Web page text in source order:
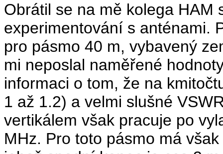
Obrátil se na mě kolega HAM
experimentování s anténami.
pro pásmo 40 m, vybavený
mi neposlal naměřené
informaci o tom, že na
1 až 1.2) a velmi slušné
vertikálem však pracuje po
MHz. Pro toto pásmo má